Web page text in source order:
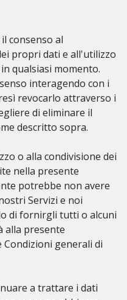
consenso al
propri dati e all'utilizzo
qualsiasi momento.
interagendo con i
revocarlo attraverso i
di eliminare il
descritto sopra.
o alla condivisione dei
nella presente
potrebbe non avere
Servizi e noi
di fornirgli tutti o alcuni
alla presente
Condizioni generali di
a trattare i dati